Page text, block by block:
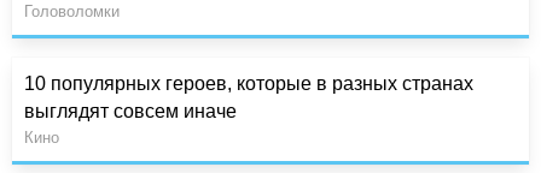
Головоломки
10 популярных героев, которые в разных странах
выглядят совсем иначе
Кино